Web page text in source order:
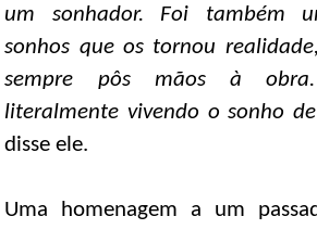
um sonhador. Foi também
sonhos que os tornou
sempre pôs mãos à
literalmente vivendo o sonho de
disse ele.
Uma homenagem a um